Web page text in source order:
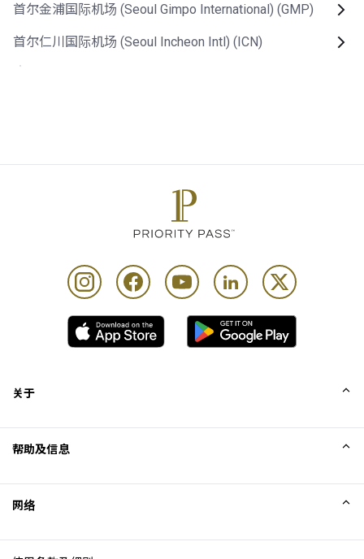
首尔金浦国际机场 (Seoul Gimpo International) (GMP)
首尔仁川国际机场 (Seoul Incheon Intl) (ICN)
关于
Excellence Awards
帮助及信息
网络